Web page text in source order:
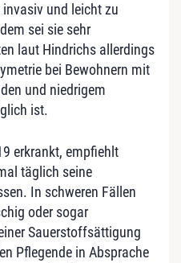
und leicht zu
sei sie sehr
laut Hindrichs allerdings
bei Bewohnern mit
und niedrigem
ist.
erkrankt, empfiehlt
täglich seine
In schweren Fällen
oder sogar
Sauerstoffsättigung
Pflegende in Absprache